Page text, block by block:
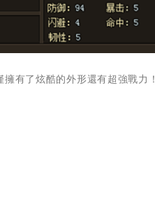
有了炫酷的外形還有超強戰力！